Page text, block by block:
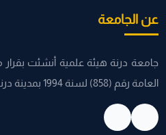
عن الجامعة
جامعة درنة هيئة علمية أنشئت بقرار
العامة رقم (858) لسنة 1994 بمدينة درنة وسميت بجامعة درنة،